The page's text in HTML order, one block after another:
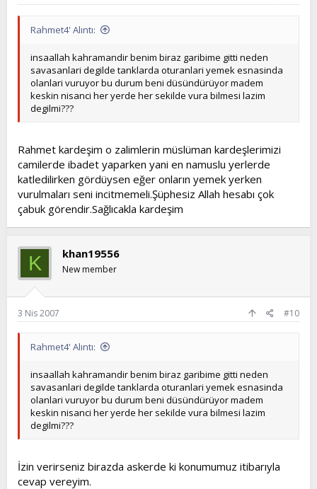
Rahmet4' Alıntı:
insaallah kahramandir benim biraz garibime gitti neden
savasanlari degilde tanklarda oturanlari yemek esnasinda
olanlari vuruyor bu durum beni düsündürüyor madem
keskin nisanci her yerde her sekilde vura bilmesi lazim
degilmi???
Rahmet kardeşim o zalimlerin müslüman kardeşlerimizi
camilerde ibadet yaparken yani en namuslu yerlerde
katledilirken gördüysen eğer onların yemek yerken
vurulmaları seni incitmemeli.Şüphesiz Allah hesabı çok
çabuk görendir.Sağlıcakla kardeşim
K khan19556
New member
3 Nis 2007 #10
Rahmet4' Alıntı:
insaallah kahramandir benim biraz garibime gitti neden
savasanlari degilde tanklarda oturanlari yemek esnasinda
olanlari vuruyor bu durum beni düsündürüyor madem
keskin nisanci her yerde her sekilde vura bilmesi lazim
degilmi???
İzin verirseniz birazda askerde ki konumumuz itibarıyla
cevap vereyim.